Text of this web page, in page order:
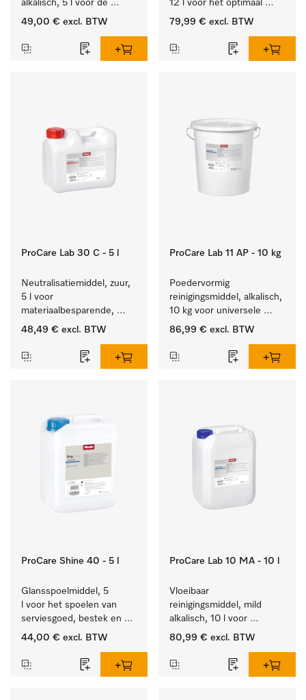
alkalisch, 5 l voor de
reiniging van lichte
bestek en glazen.
49,00 € excl. BTW
12 l voor het optimaal
behandelen van
79,99 € excl. BTW
ProCare Lab 30 C - 5 l
Neutralisatiemiddel, zuur,
5 l voor
materiaalbesparende,
machinale reiniging van
gerei.
48,49 € excl. BTW
ProCare Lab 11 AP - 10 kg
Poedervormig
reinigingsmiddel, alkalisch,
10 kg voor universele
machinale reiniging van
gerei.
86,99 € excl. BTW
ProCare Shine 40 - 5 l
Glansspoelmiddel, 5
l voor het spoelen van
serviesgoed, bestek en
ideaal voor glazen.
44,00 € excl. BTW
ProCare Lab 10 MA - 10 l
Vloeibaar
reinigingsmiddel, mild
alkalisch, 10 l voor
materiaalbesparende,
laboratoriumglasw. en -
80,99 € excl. BTW